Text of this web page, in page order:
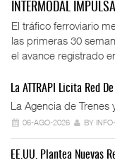
INTERMODAL
El tráfico ferroviario
las primeras 30
el avance registrado
La ATTRAPI Licita Red
La Agencia de Trenes
06-AGO-2026 BY
EE.UU. Plantea Nuevas